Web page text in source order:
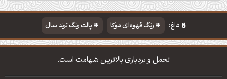
داغ: رنگ قهوه‌ای موکا
پالت رنگ ترند سال
دانلود والپیپر مذهبی
تایپوگرافی شعر مولانا
تحمل و بردباری بالاترین شهامت است.